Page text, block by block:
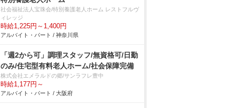
社会福祉法人宝珠会/特別養護老人ホーム レストフルヴ
ィレッジ
時給1,225円～1,400円
アルバイト・パート / 神奈川県
「週2から可」調理スタッフ/無資格可/日勤
のみ/住宅型有料老人ホーム/社会保障完備
株式会社エメラルドの郷/サンラフレ豊中
時給1,177円～
アルバイト・パート / 大阪府